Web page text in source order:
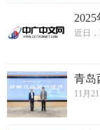
疆喀
近日
青岛
略合
11月